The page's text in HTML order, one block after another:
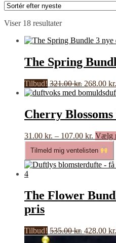
Viser 18 resultaterSorteret
seneste
The Spring
Tilbud! 321.00kr. Den
321.00
268.00 kr.
Cherry
31.00 kr. – 107.00 kr.
31.00
til
Vælg
Tilmeld mig ventelisten
The Flower
pris
Tilbud! 535.00kr. Den
428.00 kr.